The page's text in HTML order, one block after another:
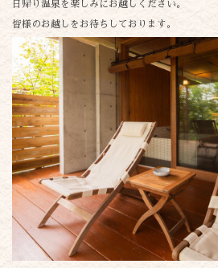
日帰り温泉を楽しみにお越しください。
皆様のお越しをお待ちしております。